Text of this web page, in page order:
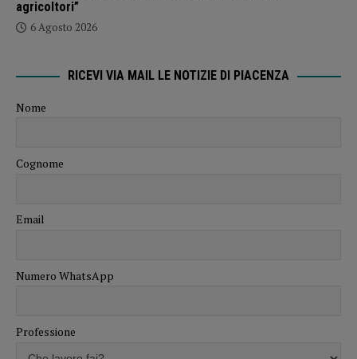
agricoltori”
6 Agosto 2026
RICEVI VIA MAIL LE NOTIZIE DI PIACENZA
Nome
Cognome
Email
Numero WhatsApp
Professione